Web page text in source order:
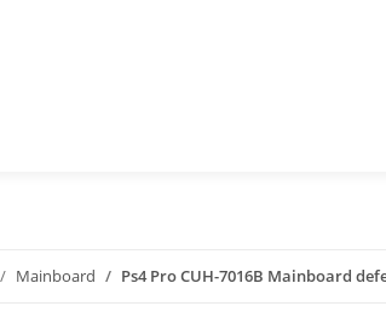
Mainboard Ps4 Pro CUH-7016B Mainboard